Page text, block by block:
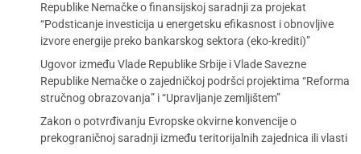
Republike Nemačke o finansijskoj saradnji za projekat
“Podsticanje investicija u energetsku efikasnost i obnovljive
izvore energije preko bankarskog sektora (eko-krediti)”
Ugovor između Vlade Republike Srbije i Vlade Savezne
Republike Nemačke o zajedničkoj podršci projektima “Reforma
stručnog obrazovanja” i “Upravljanje zemljištem”
Zakon o potvrđivanju Evropske okvirne konvencije o
prekograničnoj saradnji između teritorijalnih zajednica ili vlasti